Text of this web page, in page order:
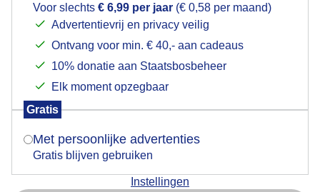
Voor slechts € 6,99 per jaar (€ 0,58 per maand)
Advertentievrij en privacy veilig
Ontvang voor min. € 40,- aan cadeaus
10% donatie aan Staatsbosbeheer
Elk moment opzegbaar
Gratis
Met persoonlijke advertenties
Gratis blijven gebruiken
Instellingen
Indien je hier nog geen akkoord op hebt gegeven,
verschijnt er zo een pop-up uit je browser waarin
Is goed, toon de popup
Nu niet, misschien later